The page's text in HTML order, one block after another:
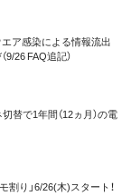
ア感染による情報流出
26 FAQ追記）
替で1年間（12ヵ月）の電
割り」6/26(木)スタート！